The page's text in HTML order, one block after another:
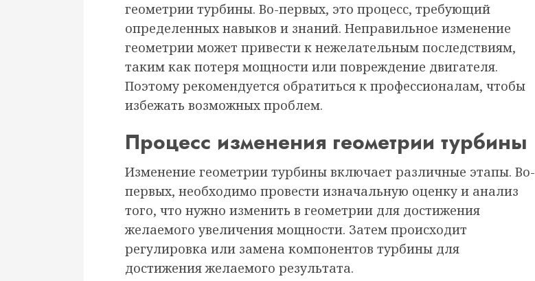
геометрии турбины. Во-первых, это процесс, требующий
определенных навыков и знаний. Неправильное изменение
геометрии может привести к нежелательным последствиям,
таким как потеря мощности или повреждение двигателя.
Поэтому рекомендуется обратиться к профессионалам, чтобы
избежать возможных проблем.
Процесс изменения геометрии турбины
Изменение геометрии турбины включает различные этапы. Во-
первых, необходимо провести изначальную оценку и анализ
того, что нужно изменить в геометрии для достижения
желаемого увеличения мощности. Затем происходит
регулировка или замена компонентов турбины для
достижения желаемого результата.